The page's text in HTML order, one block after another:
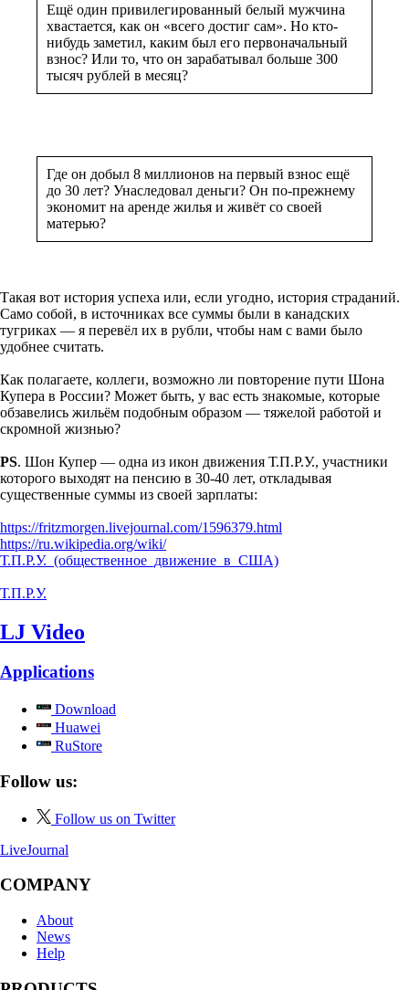
Ещё один привилегированный белый мужчина
хвастается, как он «всего достиг сам». Но кто-
нибудь заметил, каким был его первоначальный
взнос? Или то, что он зарабатывал больше 300
тысяч рублей в месяц?
Где он добыл 8 миллионов на первый взнос ещё
до 30 лет? Унаследовал деньги? Он по-прежнему
экономит на аренде жилья и живёт со своей
матерью?
Такая вот история успеха или, если угодно, история страданий.
Само собой, в источниках все суммы были в канадских
тугриках — я перевёл их в рубли, чтобы нам с вами было
удобнее считать.
Как полагаете, коллеги, возможно ли повторение пути Шона
Купера в России? Может быть, у вас есть знакомые, которые
обзавелись жильём подобным образом — тяжелой работой и
скромной жизнью?
PS. Шон Купер — одна из икон движения Т.П.Р.У., участники
которого выходят на пенсию в 30-40 лет, откладывая
существенные суммы из своей зарплаты:
https://fritzmorgen.livejournal.com/1596379.html
https://ru.wikipedia.org/wiki/
Т.П.Р.У._(общественное_движение_в_США)
Т.П.Р.У.
LJ Video
Applications
Download
Huawei
RuStore
Follow us:
Follow us on Twitter
LiveJournal
COMPANY
About
News
Help